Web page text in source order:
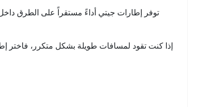
توفر إطارات جيتي أداءً مستقراً على الطرق
إذا كنت تقود لمسافات طويلة بشكل متكرر، فاختر